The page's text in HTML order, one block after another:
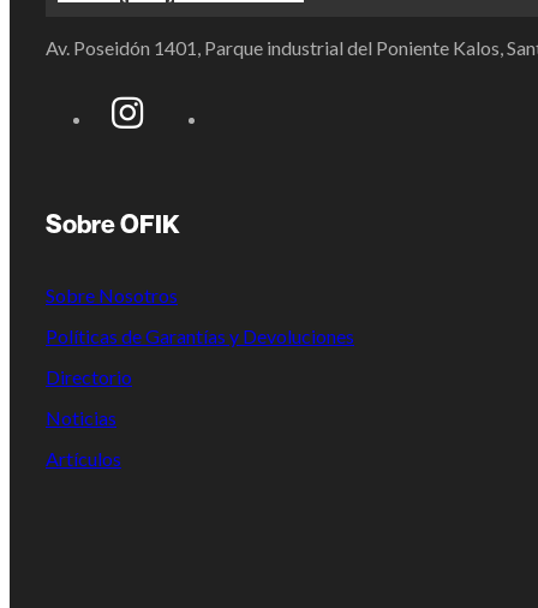
Av. Poseidón 1401, Parque industrial del Poniente Kalos,
Sobre OFIK
Sobre Nosotros
Políticas de Garantías y Devoluciones
Directorio
Noticias
Artículos